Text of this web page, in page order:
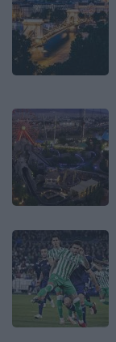
Image
Image